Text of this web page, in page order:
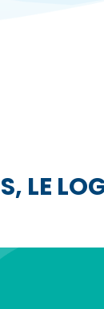
LE